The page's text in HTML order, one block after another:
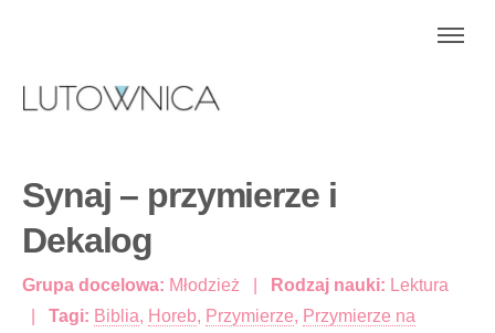
Synaj – przymierze i
Dekalog
Grupa docelowa: Młodzież Rodzaj nauki: Lektura
Tagi: Biblia, Horeb, Przymierze, Przymierze na